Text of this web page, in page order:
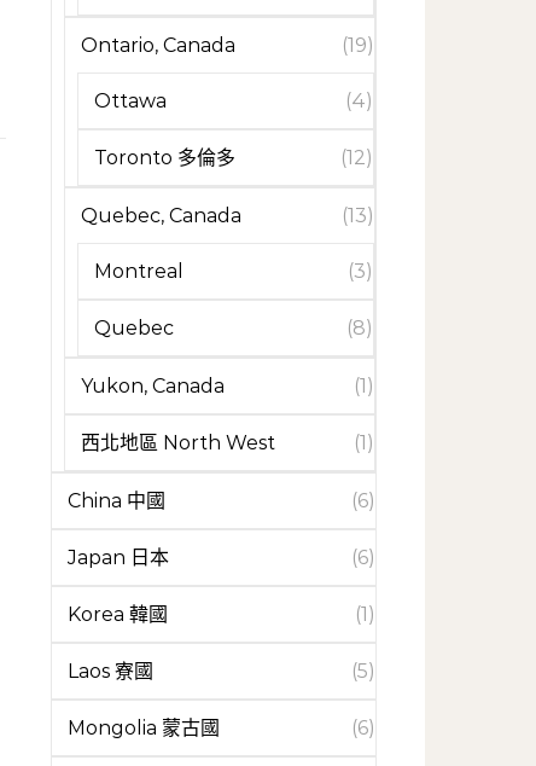
Ontario, Canada (19)
Ottawa (4)
Toronto 多倫多 (12)
Quebec, Canada (13)
Montreal (3)
Quebec (8)
Yukon, Canada (1)
西北地區 North West (1)
China 中國 (6)
Japan 日本 (6)
Korea 韓國 (1)
Laos 寮國 (5)
Mongolia 蒙古國 (6)